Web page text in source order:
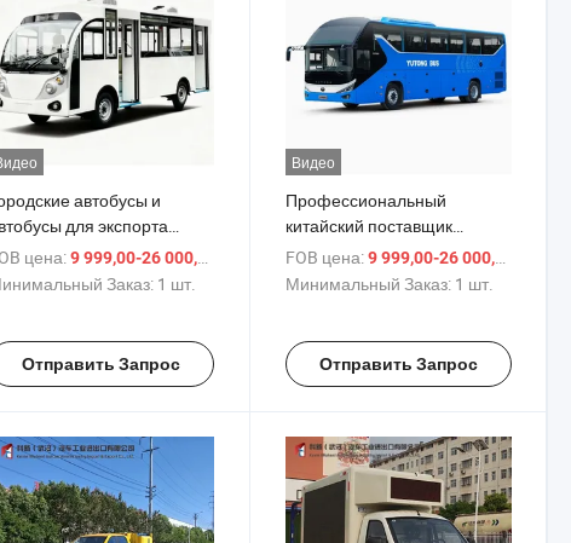
автобусы и
для экспорта
модели Легкое
Быстрое
рынков
цена: 9 999,00-26 000,00 $
Заказ: 1 шт.
Отправить Запрос
Видео
Профессиональный
китайский поставщик
городских автобусов и
автобусов с возможностью
долговечная структура и
полная поддержка после
FOB цена: 9 999,00-26 000,00 $
Минимальный Заказ: 1 шт.
Отправить Запрос